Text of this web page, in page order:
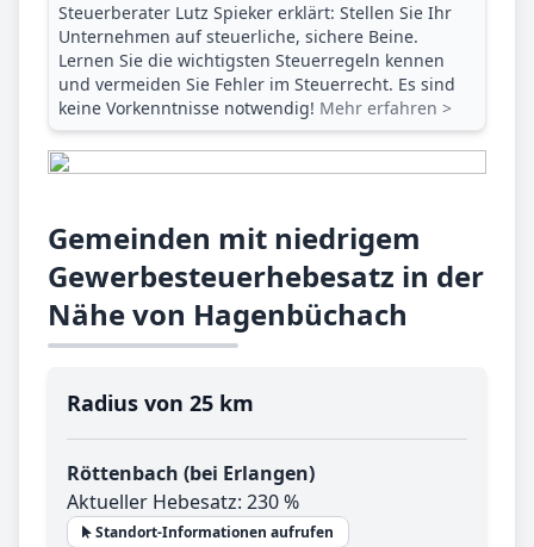
Steuerberater Lutz Spieker erklärt: Stellen Sie Ihr
Unternehmen auf steuerliche, sichere Beine.
Lernen Sie die wichtigsten Steuerregeln kennen
und vermeiden Sie Fehler im Steuerrecht. Es sind
keine Vorkenntnisse notwendig! Mehr erfahren >
Gemeinden mit niedrigem
Gewerbesteuerhebesatz in der
Nähe von Hagenbüchach
Radius von 25 km
Röttenbach (bei Erlangen)
Aktueller Hebesatz: 230 %
Standort-Informationen aufrufen